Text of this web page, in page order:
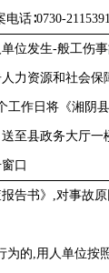
电话∶0730-
单位发生-般工伤
力资源和社会保
工作日将《湘阴
至县政务大厅一
口
告书》 ,对事故
为的 ,用人单位按